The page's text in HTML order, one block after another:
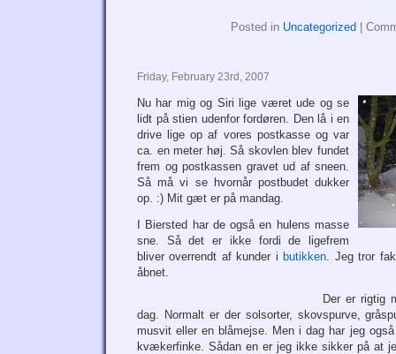
Posted in Uncategorized
Friday, February 23rd, 2007
Nu har mig og Siri lige været ude og se
lidt på stien udenfor fordøren. Den lå i en
drive lige op af vores postkasse og var
ca. en meter høj. Så skovlen blev fundet
frem og postkassen gravet ud af sneen.
Så må vi se hvornår postbudet dukker
op. :) Mit gæt er på mandag.
I Biersted har de også en hulens masse
sne. Så det er ikke fordi de ligefrem
bliver overrendt af kunder i butikken. Jeg tror
åbnet.
Der er rigtig
dag. Normalt er der solsorter, skovspurve,
musvit eller en blåmejse. Men i dag har jeg
kvækerfinke. Sådan en er jeg ikke sikker på at